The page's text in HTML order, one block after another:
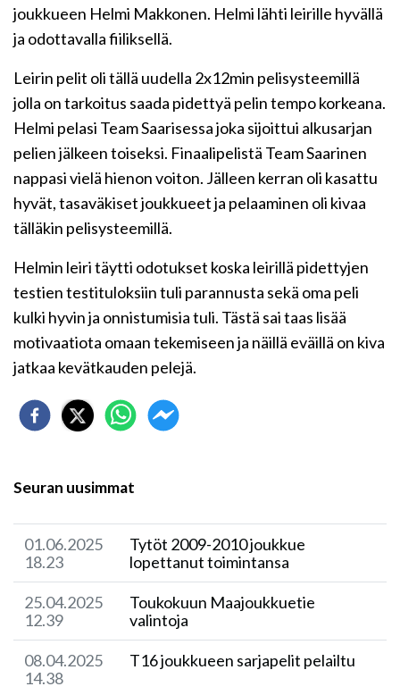
joukkueen Helmi Makkonen. Helmi lähti leirille hyvällä
ja odottavalla fiiliksellä.
Leirin pelit oli tällä uudella 2x12min pelisysteemillä
jolla on tarkoitus saada pidettyä pelin tempo korkeana.
Helmi pelasi Team Saarisessa joka sijoittui alkusarjan
pelien jälkeen toiseksi. Finaalipelistä Team Saarinen
nappasi vielä hienon voiton. Jälleen kerran oli kasattu
hyvät, tasaväkiset joukkueet ja pelaaminen oli kivaa
tälläkin pelisysteemillä.
Helmin leiri täytti odotukset koska leirillä pidettyjen
testien testituloksiin tuli parannusta sekä oma peli
kulki hyvin ja onnistumisia tuli. Tästä sai taas lisää
motivaatiota omaan tekemiseen ja näillä eväillä on kiva
jatkaa kevätkauden pelejä.
Seuran uusimmat
01.06.2025
18.23
Tytöt 2009-2010 joukkue
lopettanut toimintansa
25.04.2025
12.39
Toukokuun Maajoukkuetie
valintoja
08.04.2025
14.38
T16 joukkueen sarjapelit pelailtu